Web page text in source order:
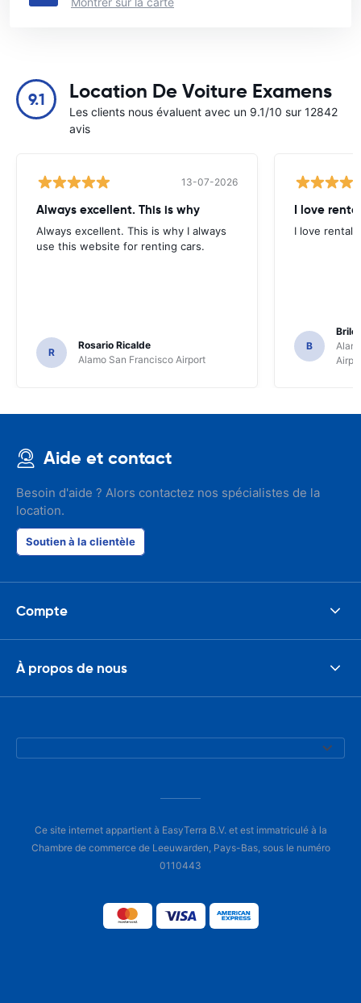
9.1 Location De Voiture Examens
Les clients nous évaluent avec un 9.1/10 sur 12842
avis
13-07-2026
Always excellent. This is why
Always excellent. This is why I always
use this website for renting cars.
R
Rosario Ricalde
Alamo San Francisco Airport
I love
I love rental
B
Aide et contact
Besoin d'aide ? Alors contactez nos spécialistes de la
location.
Soutien à la clientèle
Compte
À propos de nous
Ce site internet appartient à EasyTerra B.V. et est immatriculé à la
Chambre de commerce de Leeuwarden, Pays-Bas, sous le numéro
0110443